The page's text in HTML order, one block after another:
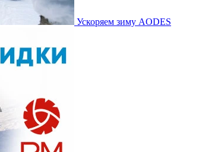
Ускоряем зиму AODES